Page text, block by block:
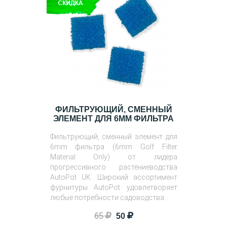
ФИЛЬТРУЮЩИЙ, СМЕННЫЙ
ЭЛЕМЕНТ ДЛЯ 6MM ФИЛЬТРА
Фильтрующий, сменный элемент для
6mm фильтра (6mm Golf Filter
Material Only) от лидера
прогрессивного растениеводства
AutoPot UK. Широкий ассортимент
фурнитуры AutoPot удовлетворяет
любые потребности садоводства.
65 50